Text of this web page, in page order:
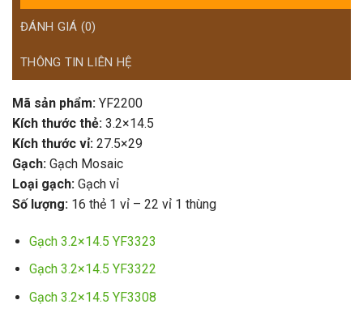
ĐÁNH GIÁ (0)
THÔNG TIN LIÊN HỆ
Mã sản phẩm: YF2200
Kích thước thẻ: 3.2×14.5
Kích thước vỉ: 27.5×29
Gạch: Gạch Mosaic
Loại gạch: Gạch vỉ
Số lượng: 16 thẻ 1 vỉ – 22 vỉ 1 thùng
Gạch 3.2×14.5 YF3323
Gạch 3.2×14.5 YF3322
Gạch 3.2×14.5 YF3308